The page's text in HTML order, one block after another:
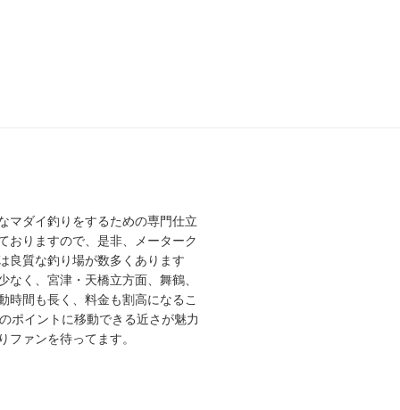
マダイ釣りをするための専門仕立
おりますので、是非、メーターク
良質な釣り場が数多くあります
く、宮津・天橋立方面、舞鶴、
時間も長く、料金も割高になるこ
ポイントに移動できる近さが魅力
ファンを待ってます。